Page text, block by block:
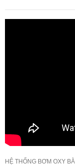
HỆ THỐNG BƠM OXY